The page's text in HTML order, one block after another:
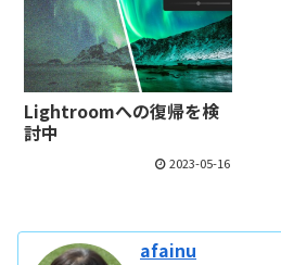
Lightroomへの復帰を検
討中
2023-05-16
afainu